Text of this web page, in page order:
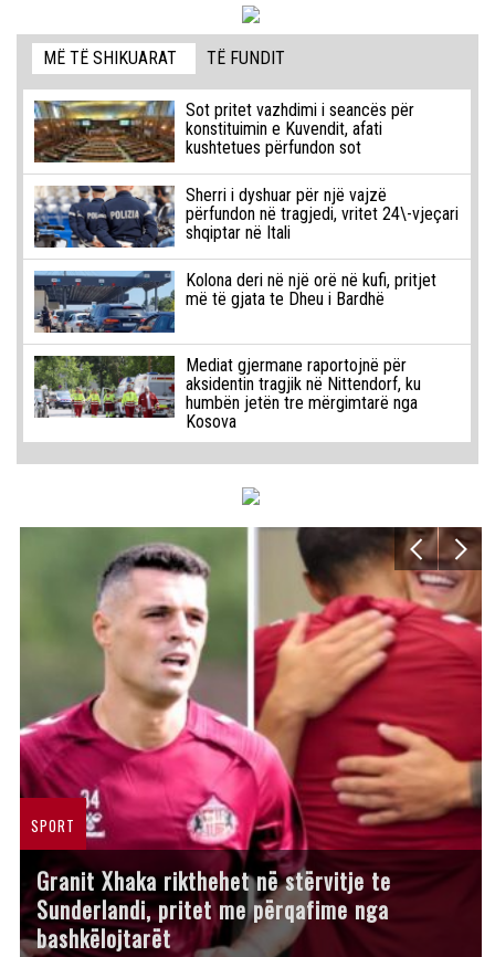
MË TË SHIKUARAT TË FUNDIT
Sot pritet vazhdimi i seancës për
konstituimin e Kuvendit, afati
kushtetues përfundon sot
Sherri i dyshuar për një vajzë
përfundon në tragjedi, vritet 24\-vjeçari
shqiptar në Itali
Kolona deri në një orë në kufi, pritjet
më të gjata te Dheu i Bardhë
Mediat gjermane raportojnë për
aksidentin tragjik në Nittendorf, ku
humbën jetën tre mërgimtarë nga
Kosova
SPORT
Granit Xhaka rikthehet në stërvitje te
Sunderlandi, pritet me përqafime nga
bashkëlojtarët